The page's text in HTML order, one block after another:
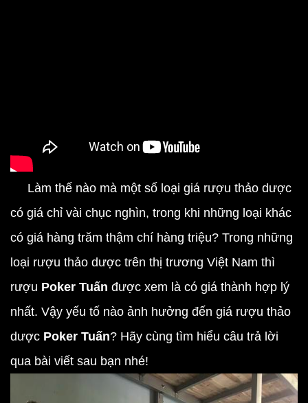
Làm thế nào mà một số loại giá rượu thảo dược
có giá chỉ vài chục nghìn, trong khi những loại khác
có giá hàng trăm thậm chí hàng triệu? Trong những
loại rượu thảo dược trên thị trương Việt Nam thì
rượu Poker Tuấn được xem là có giá thành hợp lý
nhất. Vậy yếu tố nào ảnh hưởng đến giá rượu thảo
dược Poker Tuấn? Hãy cùng tìm hiểu câu trả lời
qua bài viết sau bạn nhé!